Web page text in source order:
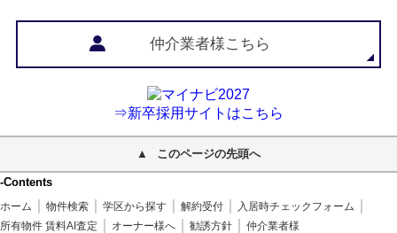
仲介業者様こちら
⇒新卒採用サイトはこちら
このページの先頭へ
-Contents
ホーム 物件検索 学区から探す 解約受付
入居時チェックフォーム
所有物件 賃料AI査定
オーナー様へ 勧誘方針 仲介業者様